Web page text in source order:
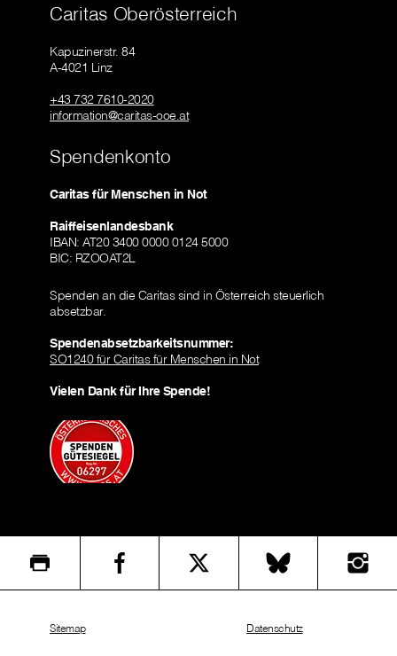
Caritas Oberösterreich
Kapuzinerstr. 84
A-4021 Linz
+43 732 7610-2020
information@caritas-ooe.at
Spendenkonto
Caritas für Menschen in Not
Raiffeisenlandesbank
IBAN: AT20 3400 0000 0124 5000
BIC: RZOOAT2L
Spenden an die Caritas sind in Österreich steuerlich
absetzbar.
Spendenabsetzbarkeitsnummer:
SO1240 für Caritas für Menschen in Not
Vielen Dank für Ihre Spende!
Sitemap Datenschutz